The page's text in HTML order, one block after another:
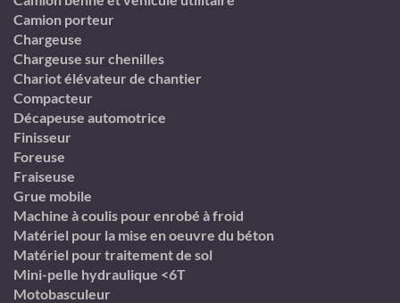
Camion porteur
Chargeuse
Chargeuse sur chenilles
Chariot élévateur de chantier
Compacteur
Décapeuse automotrice
Finisseur
Foreuse
Fraiseuse
Grue mobile
Machine à coulis pour enrobé à froid
Matériel pour la mise en oeuvre du béton
Matériel pour traitement de sol
Mini-pelle hydraulique <6T
Motobasculeur